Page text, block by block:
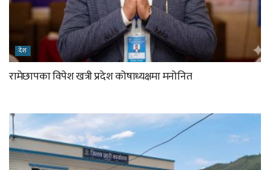
देश
रामेछापका विपेश खत्री प्रदेश कोषाध्यक्षमा मनोनित